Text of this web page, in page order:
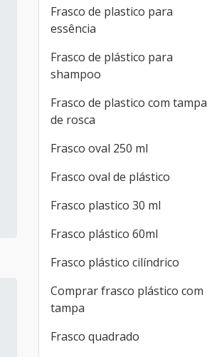
Frasco de plastico para
essência
Frasco de plástico para
shampoo
Frasco de plastico com tampa
de rosca
Frasco oval 250 ml
Frasco oval de plástico
Frasco plastico 30 ml
Frasco plástico 60ml
Frasco plástico cilíndrico
Comprar frasco plástico com
tampa
Frasco quadrado